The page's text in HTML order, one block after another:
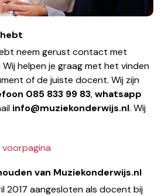
neem gerust contact met
Wij helpen je graag met het vinden
of de juiste docent. Wij zijn
085 833 99 83,whatsapp
info@muziekonderwijs.nl. Wij
van Muziekonderwijs.nl
2017 aangesloten als docent bij